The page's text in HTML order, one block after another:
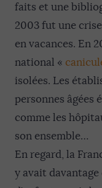
faits et une
2003 fut une
en vacances. En
national «
isolées. Les
personnes âgées
comme les
son ensemble…
En regard, la
y avait davantage